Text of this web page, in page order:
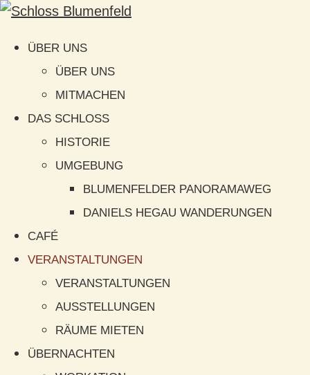
ÜBER UNS
ÜBER UNS
MITMACHEN
DAS SCHLOSS
HISTORIE
UMGEBUNG
BLUMENFELDER PANORAMAWEG
DANIELS HEGAU WANDERUNGEN
CAFÉ
VERANSTALTUNGEN
VERANSTALTUNGEN
AUSSTELLUNGEN
RÄUME MIETEN
ÜBERNACHTEN